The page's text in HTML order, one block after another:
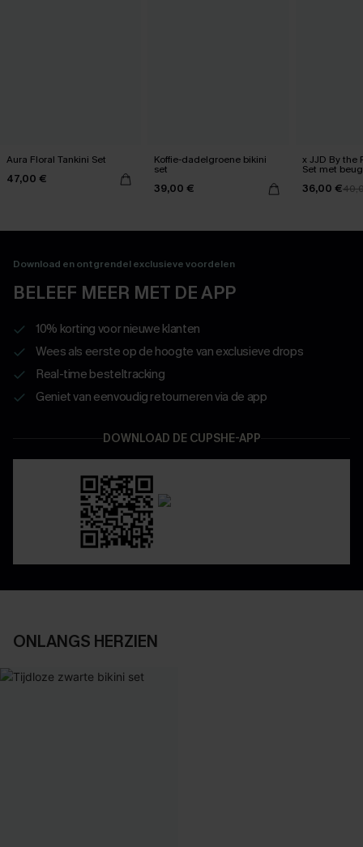
Aura Floral Tankini Set
47,00 €
Koffie-dadelgroene bikini
set
39,00 €
x JJD By the
Set met
36,00 €
Download en ontgrendel exclusieve voordelen
BELEEF MEER MET DE APP
10% korting voor nieuwe klanten
Wees als eerste op de hoogte van exclusieve drops
Real-time besteltracking
Geniet van eenvoudig retourneren via de app
DOWNLOAD DE CUPSHE-APP
ONLANGS HERZIEN